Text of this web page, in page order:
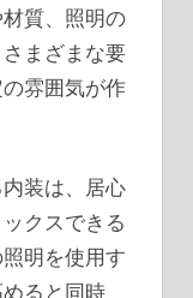
質、照明の
まざまな要
雰囲気が作
装は、居心
クスできる
明を使用す
ると同時